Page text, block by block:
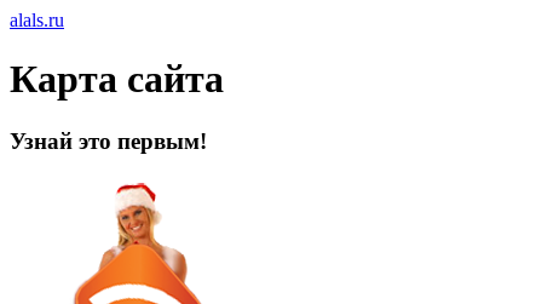
alals.ru
Карта сайта
Узнай это первым!